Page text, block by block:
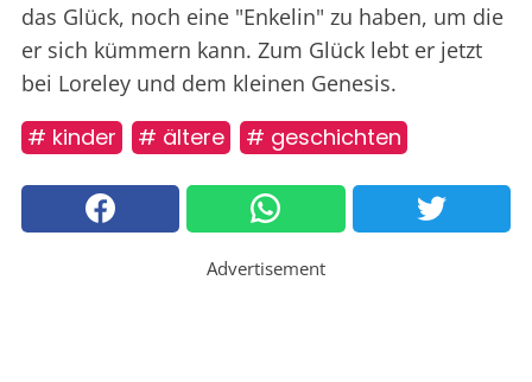
das Glück, noch eine "Enkelin" zu haben, um die
er sich kümmern kann. Zum Glück lebt er jetzt
bei Loreley und dem kleinen Genesis.
# kinder # ältere # geschichten
Advertisement